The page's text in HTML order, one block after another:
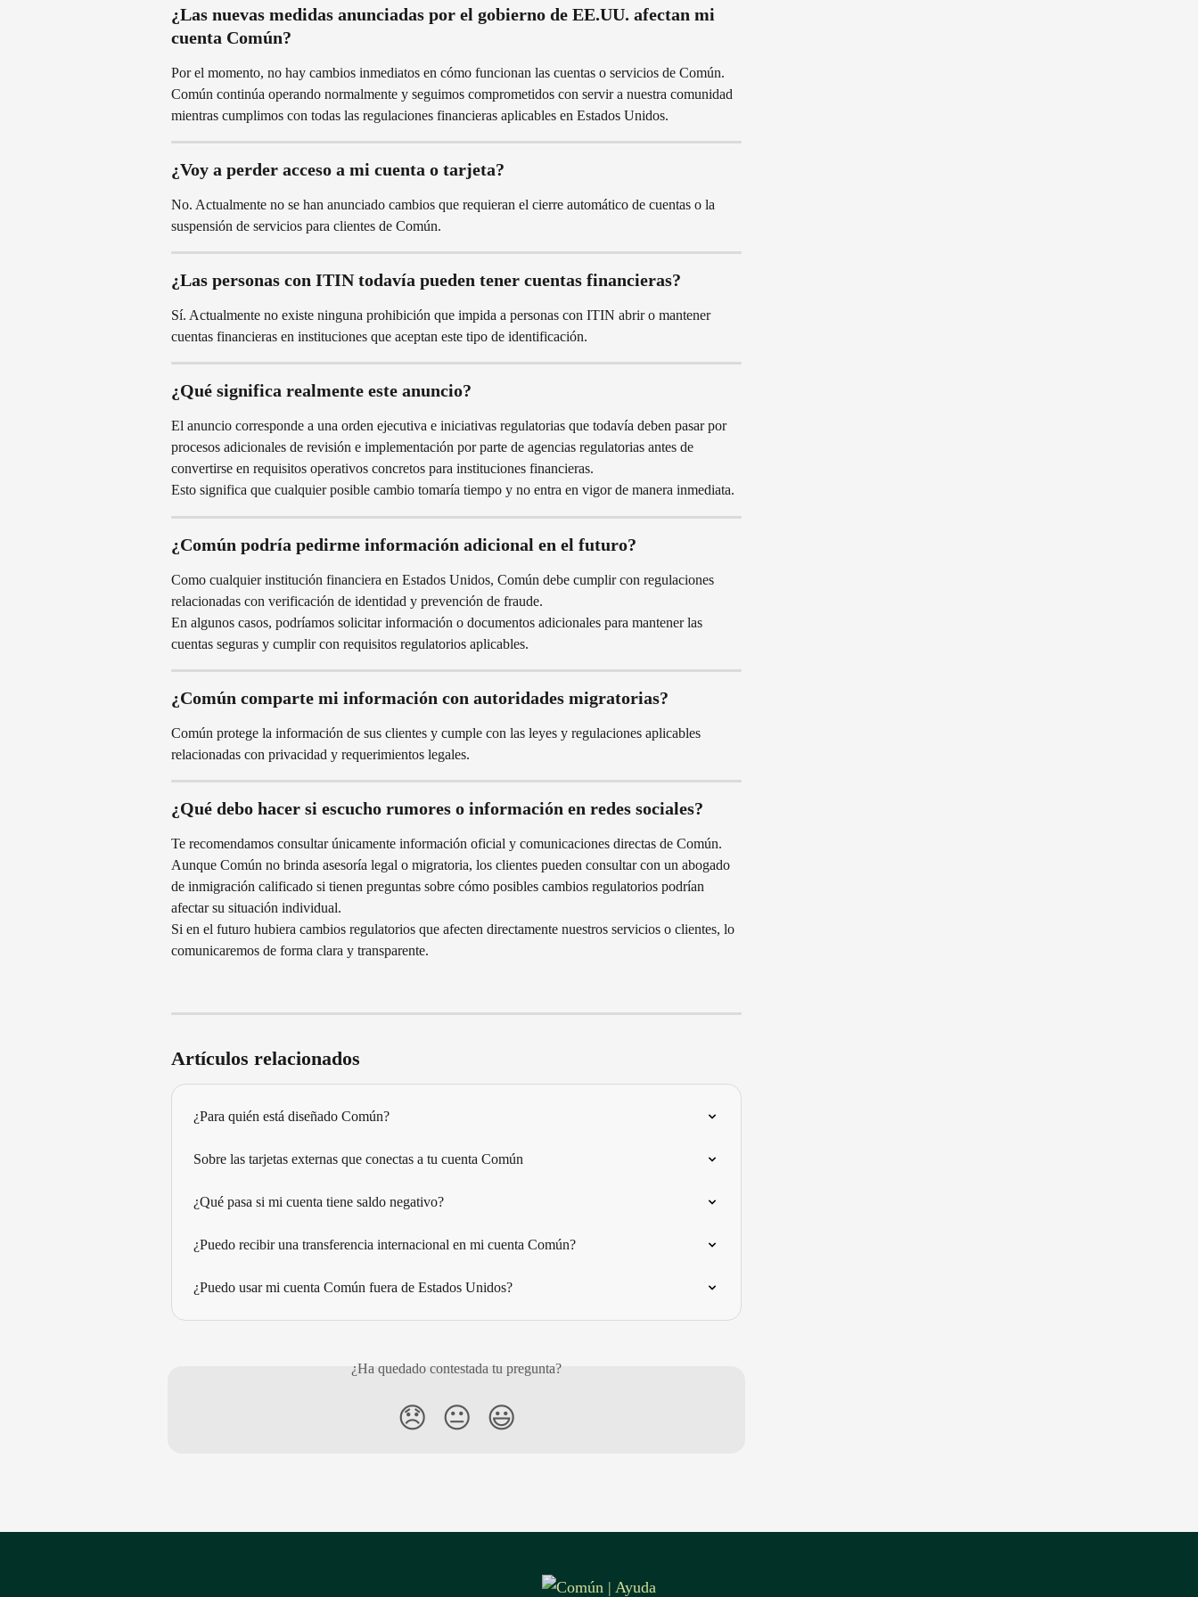
¿Las nuevas medidas anunciadas por el gobierno de EE.UU. afectan mi
cuenta Común?
Por el momento, no hay cambios inmediatos en cómo funcionan las cuentas o servicios de Común.
Común continúa operando normalmente y seguimos comprometidos con servir a nuestra comunidad
mientras cumplimos con todas las regulaciones financieras aplicables en Estados Unidos.
¿Voy a perder acceso a mi cuenta o tarjeta?
No. Actualmente no se han anunciado cambios que requieran el cierre automático de cuentas o la
suspensión de servicios para clientes de Común.
¿Las personas con ITIN todavía pueden tener cuentas financieras?
Sí. Actualmente no existe ninguna prohibición que impida a personas con ITIN abrir o mantener
cuentas financieras en instituciones que aceptan este tipo de identificación.
¿Qué significa realmente este anuncio?
El anuncio corresponde a una orden ejecutiva e iniciativas regulatorias que todavía deben pasar por
procesos adicionales de revisión e implementación por parte de agencias regulatorias antes de
convertirse en requisitos operativos concretos para instituciones financieras.
Esto significa que cualquier posible cambio tomaría tiempo y no entra en vigor de manera inmediata.
¿Común podría pedirme información adicional en el futuro?
Como cualquier institución financiera en Estados Unidos, Común debe cumplir con regulaciones
relacionadas con verificación de identidad y prevención de fraude.
En algunos casos, podríamos solicitar información o documentos adicionales para mantener las
cuentas seguras y cumplir con requisitos regulatorios aplicables.
¿Común comparte mi información con autoridades migratorias?
Común protege la información de sus clientes y cumple con las leyes y regulaciones aplicables
relacionadas con privacidad y requerimientos legales.
¿Qué debo hacer si escucho rumores o información en redes sociales?
Te recomendamos consultar únicamente información oficial y comunicaciones directas de Común.
Aunque Común no brinda asesoría legal o migratoria, los clientes pueden consultar con un abogado
de inmigración calificado si tienen preguntas sobre cómo posibles cambios regulatorios podrían
afectar su situación individual.
Si en el futuro hubiera cambios regulatorios que afecten directamente nuestros servicios o clientes, lo
comunicaremos de forma clara y transparente.
Artículos relacionados
¿Para quién está diseñado Común?
Sobre las tarjetas externas que conectas a tu cuenta Común
¿Qué pasa si mi cuenta tiene saldo negativo?
¿Puedo recibir una transferencia internacional en mi cuenta Común?
¿Puedo usar mi cuenta Común fuera de Estados Unidos?
¿Ha quedado contestada tu pregunta?
😞 😐 😃